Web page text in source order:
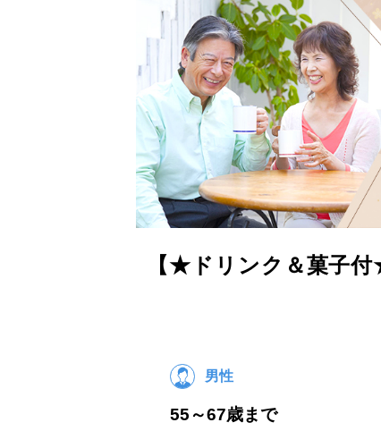
【★ドリンク＆菓子
男性
55～67歳まで